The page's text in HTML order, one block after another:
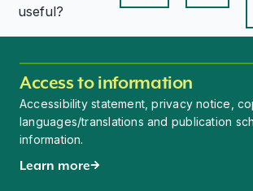
useful?
This page isThis
Access to information
Accessibility statement, privacy notice,
languages/translations and publication
information.
Learn more